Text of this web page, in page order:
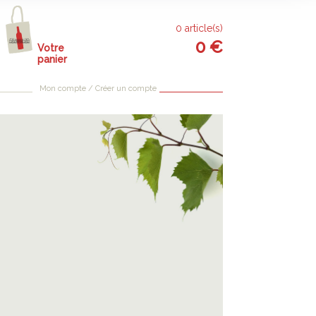
Votre
panier
0 article(s)
0€
Mon compte / Créer un compte